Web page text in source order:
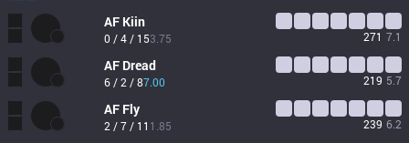
AF Kiin
0 / 4 / 153.75 271 7.1
AF Dread
6 / 2 / 87.00 219 5.7
AF Fly
2 / 7 / 11 1.85 239 6.2